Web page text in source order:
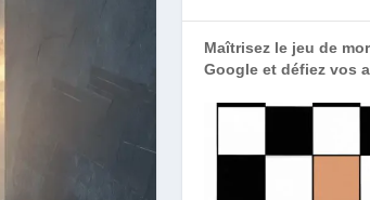
Maîtrisez le jeu de
Google et défiez vos